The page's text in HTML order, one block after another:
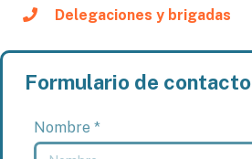
Delegaciones y brigadas
Formulario de contacto
Nombre *